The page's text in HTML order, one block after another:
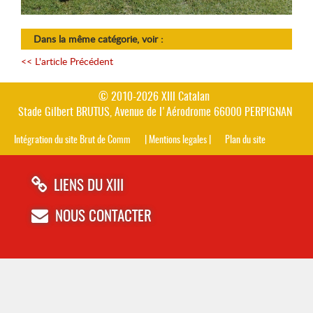
Dans la même catégorie, voir :
<< L'article Précédent
© 2010-2026 XIII Catalan
Stade Gilbert BRUTUS, Avenue de l'Aérodrome 66000 PERPIGNAN
Intégration du site Brut de Comm | Mentions legales | Plan du site
LIENS DU XIII
NOUS CONTACTER